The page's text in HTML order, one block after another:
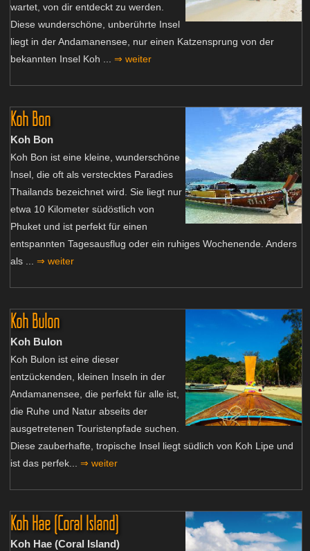
wartet, von dir entdeckt zu werden.
Diese wunderschöne, unberührte Insel
liegt in der Andamanensee, nur einen Katzensprung von der
bekannten Insel Koh ... ⇒ weiter
Koh Bon
Koh Bon
Koh Bon ist eine kleine, wunderschöne
Insel, die oft als verstecktes Paradies
Thailands bezeichnet wird. Sie liegt nur
etwa 10 Kilometer südöstlich von
Phuket und ist perfekt für einen
entspannten Tagesausflug oder ein ruhiges Wochenende. Anders
als ... ⇒ weiter
Koh Bulon
Koh Bulon
Koh Bulon ist eine dieser
entzückenden, kleinen Inseln in der
Andamanensee, die perfekt für alle ist,
die Ruhe und Natur abseits der
ausgetretenen Touristenpfade suchen.
Diese zauberhafte, tropische Insel liegt südlich von Koh Lipe und
ist das perfek... ⇒ weiter
Koh Hae (Coral Island)
Koh Hae (Coral Island)